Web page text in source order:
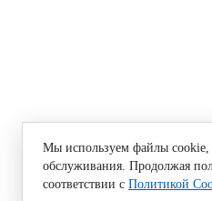
Мы используем файлы cookie,
обслуживания. Продолжая
соответствии с Политикой